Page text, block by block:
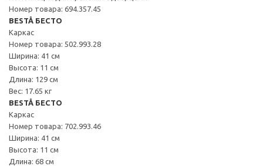
Номер товара: 694.357.45
BESTÅ БЕСТО
Каркас
Номер товара: 502.993.28
Ширина: 41 см
Высота: 11 см
Длина: 129 см
Вес: 17.65 кг
BESTÅ БЕСТО
Каркас
Номер товара: 702.993.46
Ширина: 41 см
Высота: 11 см
Длина: 68 см